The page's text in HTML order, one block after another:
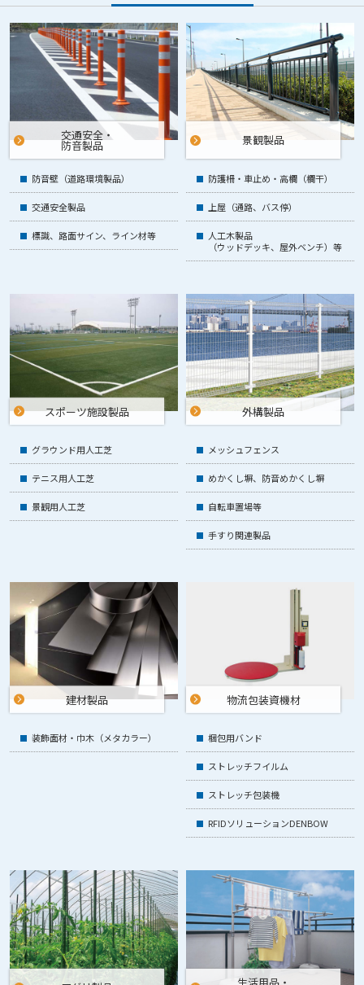
通学路・生活道路の歩行者安全対策ゾーン30 プラスのご
提案を公開しました。
2021/10/05
「車に気をつけてね」の言葉がいらない社会を
目指す｢Vision Zero｣動画を公開しました。
2021/08/05
通学路・生活道路の安全対策を強化する具体策ご提案を
公開しました。
2021/05/13
ストレッチ包装機の特設サイトを公開しました。
2020/06/10
新型コロナウイルスと共存する社会を目指した
工場内の安全・安心対策のご提案を公開しました。
2019/07/09
交差点周辺の歩行者安全対策のご提案を公開しました。
交通安全・
防音製品
防音壁 （道路環境製品）
交通安全製品
標識、路面サイン、 ライン材等
景観製品
防護柵・車止め・ 高欄（欄干）
上屋 （通路、バス停）
人工木製品
（ウッドデッキ、屋外ベンチ）等
スポーツ施設製品
グラウンド用人工芝
テニス用人工芝
景観用人工芝
外構製品
メッシュフェンス
めかくし塀、 防音めかくし塀
自転車置場等
手すり関連製品
建材製品
装飾面材・巾木（メタカラー）
物流包装資機材
梱包用バンド
ストレッチフイルム
ストレッチ包装機
RFIDソリューションDENBOW
生活用品・